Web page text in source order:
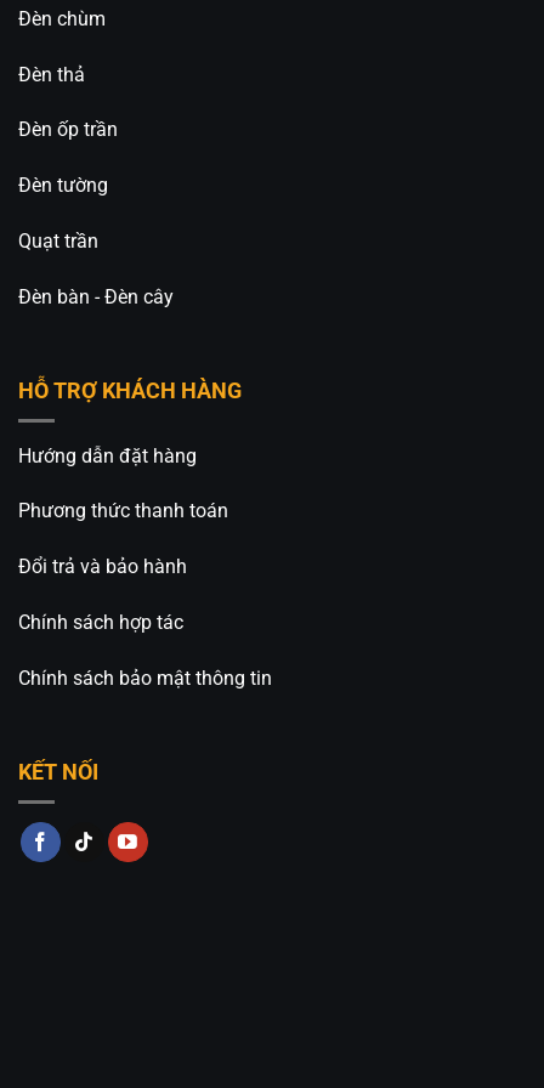
Đèn chùm
Đèn thả
Đèn ốp trần
Đèn tường
Quạt trần
Đèn bàn - Đèn cây
HỖ TRỢ KHÁCH HÀNG
Hướng dẫn đặt hàng
Phương thức thanh toán
Đổi trả và bảo hành
Chính sách hợp tác
Chính sách bảo mật thông tin
KẾT NỐI